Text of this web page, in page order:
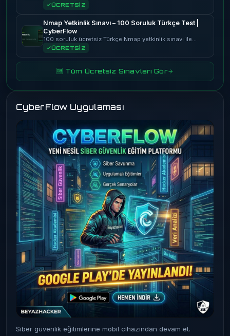
ÜCRETSİZ
Nmap Yetkinlik Sınavı – 100 Soruluk Türkçe Test |
CyberFlow
100 soruluk ücretsiz Türkçe Nmap yetkinlik sınavı ile…
ÜCRETSİZ
🆓 Tüm Ücretsiz Sınavları Gör
CyberFlow Uygulaması
Siber güvenlik eğitimlerine mobil cihazından devam et.